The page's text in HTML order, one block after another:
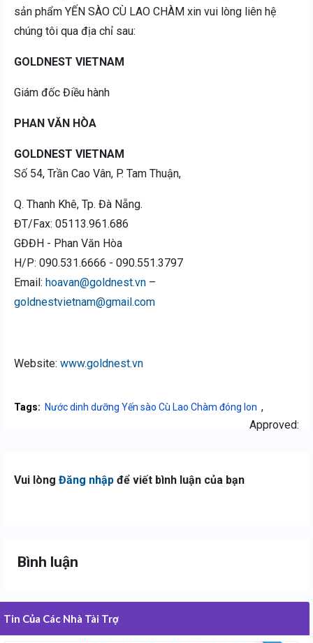
sản phẩm YẾN SÀO CÙ LAO CHÀM xin vui lòng liên hệ
chúng tôi qua địa chỉ sau:
GOLDNEST VIETNAM
Giám đốc Điều hành
PHAN VĂN HÒA
GOLDNEST VIETNAM
Số 54, Trần Cao Vân, P. Tam Thuận,
Q. Thanh Khê, Tp. Đà Nẵng.
ĐT/Fax: 05113.961.686
GĐĐH - Phan Văn Hòa
H/P: 090.531.6666 - 090.551.3797
Email: hoavan@goldnest.vn –
goldnestvietnam@gmail.com
Website: www.goldnest.vn
Tags: Nước dinh dưỡng Yến sào Cù Lao Chàm đóng lon ,
Approved:
Vui lòng Đăng nhập để viết bình luận của bạn
Bình luận
Tin Của Các Nhà Tài Trợ